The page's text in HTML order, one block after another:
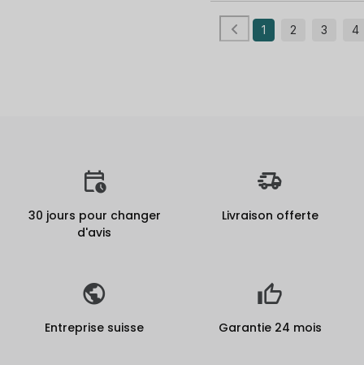
1 2 3 4
30 jours pour changer
d'avis
Livraison offerte
Entreprise suisse Garantie 24 mois